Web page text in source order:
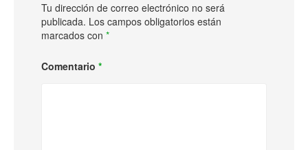
Tu dirección de correo electrónico no será
publicada. Los campos obligatorios están
marcados con *
Comentario *